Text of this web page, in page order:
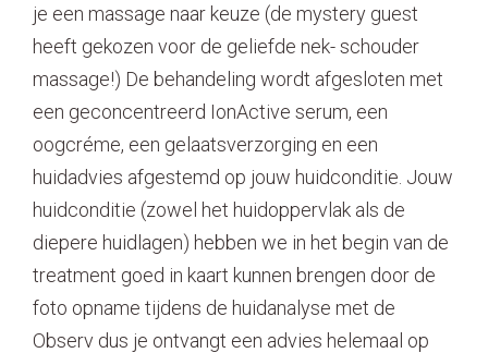
je een massage naar keuze (de mystery guest
heeft gekozen voor de geliefde nek- schouder
massage!) De behandeling wordt afgesloten met
een geconcentreerd IonActive serum, een
oogcréme, een gelaatsverzorging en een
huidadvies afgestemd op jouw huidconditie. Jouw
huidconditie (zowel het huidoppervlak als de
diepere huidlagen) hebben we in het begin van de
treatment goed in kaart kunnen brengen door de
foto opname tijdens de huidanalyse met de
Observ dus je ontvangt een advies helemaal op